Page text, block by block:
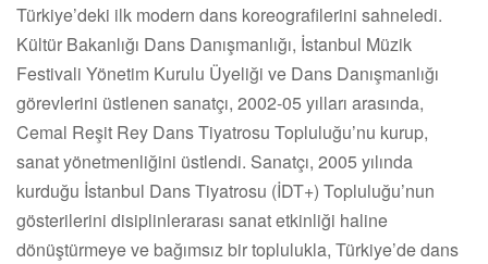
Türkiye’deki ilk modern dans koreografilerini sahneledi.
Kültür Bakanlığı Dans Danışmanlığı, İstanbul Müzik
Festivali Yönetim Kurulu Üyeliği ve Dans Danışmanlığı
görevlerini üstlenen sanatçı, 2002-05 yılları arasında,
Cemal Reşit Rey Dans Tiyatrosu Topluluğu’nu kurup,
sanat yönetmenliğini üstlendi. Sanatçı, 2005 yılında
kurduğu İstanbul Dans Tiyatrosu (İDT+) Topluluğu’nun
gösterilerini disiplinlerarası sanat etkinliği haline
dönüştürmeye ve bağımsız bir toplulukla, Türkiye’de dans